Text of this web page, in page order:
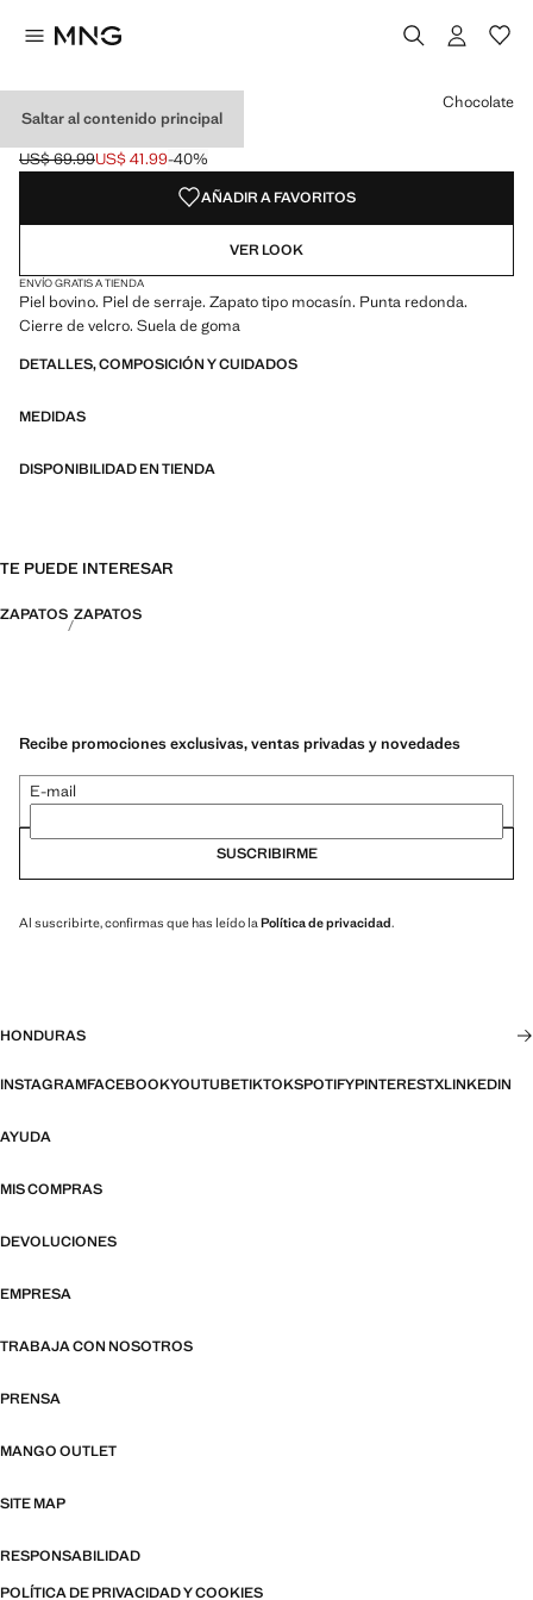
Saltar al contenido principal
ZAPATO PIEL VELCRO
Precio inicial tachado [US$ 69.99 ]
US$ 69.99
Precio actual [US$ 41.99 ]
US$ 41.99-40%
Selecciona un color
Color Chocolate seleccionado
Chocolate
AÑADIR A FAVORITOS
VER LOOK
ENVÍO GRATIS A TIENDA
Piel bovino. Piel de serraje. Zapato tipo mocasín. Punta redonda.
Cierre de velcro. Suela de goma
DETALLES, COMPOSICIÓN Y CUIDADOS
MEDIDAS
DISPONIBILIDAD EN TIENDA
TE PUEDE INTERESAR
ZAPATOS ZAPATOS
Recibe promociones exclusivas, ventas privadas y novedades
E-mail
SUSCRIBIRME
Al suscribirte, confirmas que has leído la Política de privacidad.
HONDURAS
INSTAGRAMFACEBOOKYOUTUBETIKTOKSPOTIFYPINTERESTXLINKEDIN
AYUDA
MIS COMPRAS
DEVOLUCIONES
EMPRESA
TRABAJA CON NOSOTROS
PRENSA
MANGO OUTLET
SITE MAP
RESPONSABILIDAD
POLÍTICA DE PRIVACIDAD Y COOKIES